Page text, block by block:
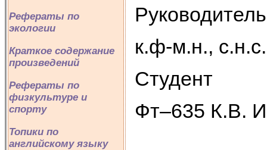
Рефераты по
экологии
Краткое содержание
произведений
Рефераты по
физкультуре и
спорту
Топики по
английскому языку
Руководитель
к.ф-м.н.,
Студент
Фт–635 К.В.